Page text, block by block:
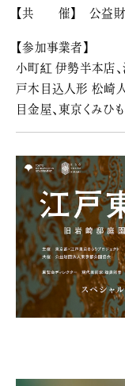
【共 催】 公益財
【参加事業者】
小町紅 伊勢半本店
戸木目込人形 松崎
目金屋、東京くみひ